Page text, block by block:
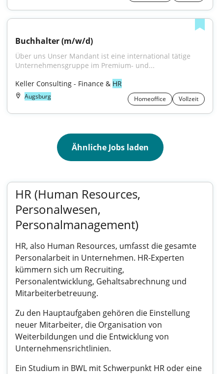
Buchhalter (m/w/d)
Über uns Unser Mandant ist eine international tätige
Unternehmensgruppe im Premium- und...
Keller Consulting - Finance & HR
Augsburg Homeoffice Vollzeit
Ähnliche Jobs laden
HR (Human Resources,
Personalwesen,
Personalmanagement)
HR, also Human Resources, umfasst die gesamte
Personalarbeit in Unternehmen. HR-Experten
kümmern sich um Recruiting,
Personalentwicklung, Gehaltsabrechnung und
Mitarbeiterbetreuung.
Zu den Hauptaufgaben gehören die Einstellung
neuer Mitarbeiter, die Organisation von
Weiterbildungen und die Entwicklung von
Unternehmensrichtlinien.
Ein Studium in BWL mit Schwerpunkt HR oder eine